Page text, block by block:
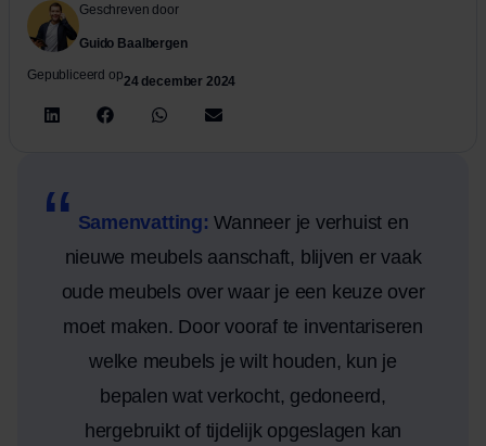
Geschreven door
Guido Baalbergen
Gepubliceerd op24 december 2024
Samenvatting:Wanneer je verhuist en
nieuwe meubels aanschaft, blijven er vaak
oude meubels over waar je een keuze over
moet maken. Door vooraf te inventariseren
welke meubels je wilt houden, kun je
bepalen wat verkocht, gedoneerd,
hergebruikt of tijdelijk opgeslagen kan